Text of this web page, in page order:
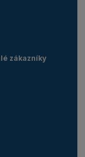
zákazníky